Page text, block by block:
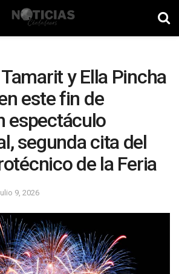
y Ella Pincha
este fin de
espectáculo
segunda cita del
de la Feria
9, 2026